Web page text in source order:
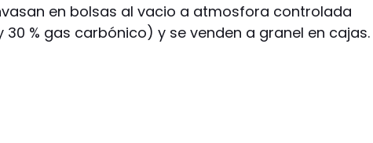
en bolsas al vacio a atmosfora controlada
30 % gas carbónico) y se venden a granel en cajas.